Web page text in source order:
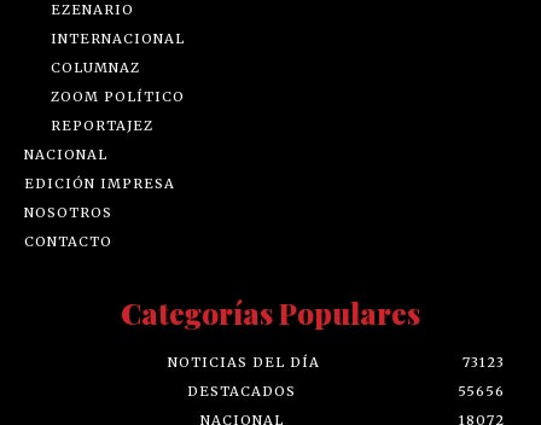
EZENARIO
INTERNACIONAL
COLUMNAZ
ZOOM POLÍTICO
REPORTAJEZ
NACIONAL
EDICIÓN IMPRESA
NOSOTROS
CONTACTO
Categorías Populares
NOTICIAS DEL DÍA
73123
DESTACADOS
55656
NACIONAL
18072